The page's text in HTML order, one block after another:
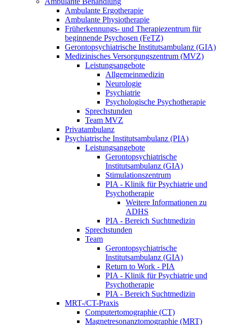
Ambulante Ergotherapie
Ambulante Physiotherapie
Früherkennungs- und Therapiezentrum für
beginnende Psychosen (FeTZ)
Gerontopsychiatrische Institutsambulanz (GIA)
Medizinisches Versorgungszentrum (MVZ)
Leistungsangebote
Allgemeinmedizin
Neurologie
Psychiatrie
Psychologische Psychotherapie
Sprechstunden
Team MVZ
Privatambulanz
Psychiatrische Institutsambulanz (PIA)
Leistungsangebote
Gerontopsychiatrische
Institutsambulanz (GIA)
Stimulationszentrum
PIA - Klinik für Psychiatrie und
Psychotherapie
Weitere Informationen zu
ADHS
PIA - Bereich Suchtmedizin
Sprechstunden
Team
Gerontopsychiatrische
Institutsambulanz (GIA)
Return to Work - PIA
PIA - Klinik für Psychiatrie und
Psychotherapie
PIA - Bereich Suchtmedizin
MRT-/CT-Praxis
Computertomographie (CT)
Magnetresonanztomographie (MRT)